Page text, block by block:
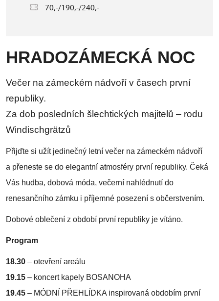
70,-/190,-/240,-
HRADOZÁMECKÁ NOC
Večer na zámeckém nádvoří v časech první
republiky.
Za dob posledních šlechtických majitelů – rodu
Windischgrätzů
Přijďte si užít jedinečný letní večer na zámeckém nádvoří
a přeneste se do elegantní atmosféry první republiky. Čeká
Vás hudba, dobová móda, večerní nahlédnutí do
renesančního zámku i příjemné posezení s občerstvením.
Dobové oblečení z období první republiky je vítáno.
Program
18.30 – otevření areálu
19.15 – koncert kapely BOSANOHA
19.45 – MÓDNÍ PŘEHLÍDKA inspirovaná obdobím první